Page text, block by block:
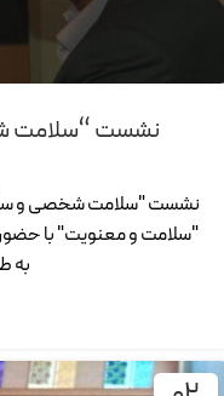
نشست “سلامت
نشست "سلامت شخصی و
"سلامت و معنویت" با
به